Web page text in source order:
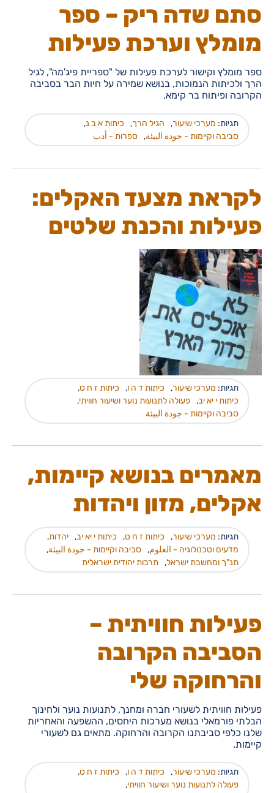
סתם שדה ריק – ספר
מומלץ וערכת פעילות
ספר מומלץ וקישור לערכת פעילות של "ספריית פיג'מה", לגיל
הרך ולכיתות הנמוכות, בנושא שמירה על חיות הבר בסביבה
הקרובה ופיתוח בר קימא.
תגיות: מערכי שיעור, הגיל הרך, כיתות א ב ג,
סביבה וקיימות - جودة البيئة, ספרות - أدب
לקראת מצעד האקלים:
פעילות והכנת שלטים
תגיות: מערכי שיעור, כיתות ד ה ו, כיתות ז ח ט,
כיתות י יא יב, פעולה לתנועות נוער ושיעור חוויתי,
סביבה וקיימות - جودة البيئة
מאמרים בנושא קיימות,
אקלים, מזון ויהדות
תגיות: מערכי שיעור, כיתות ז ח ט, כיתות י יא יב, יהדות,
מדעים וטכנולוגיה - العلوم, סביבה וקיימות - جودة البيئة,
תנ"ך ומחשבת ישראל, תרבות יהודית ישראלית
פעילות חוויתית –
הסביבה הקרובה
והרחוקה שלי
פעילות חוויתית לשעורי חברה ומחנך, לתנועות נוער ולחינוך
הבלתי פורמאלי בנושא מערכות היחסים, ההשפעה והאחריות
שלנו כלפי סביבתנו הקרובה והרחוקה. מתאים גם לשעורי
קיימות.
תגיות: מערכי שיעור, כיתות ד ה ו, כיתות ז ח ט,
פעולה לתנועות נוער ושיעור חוויתי,